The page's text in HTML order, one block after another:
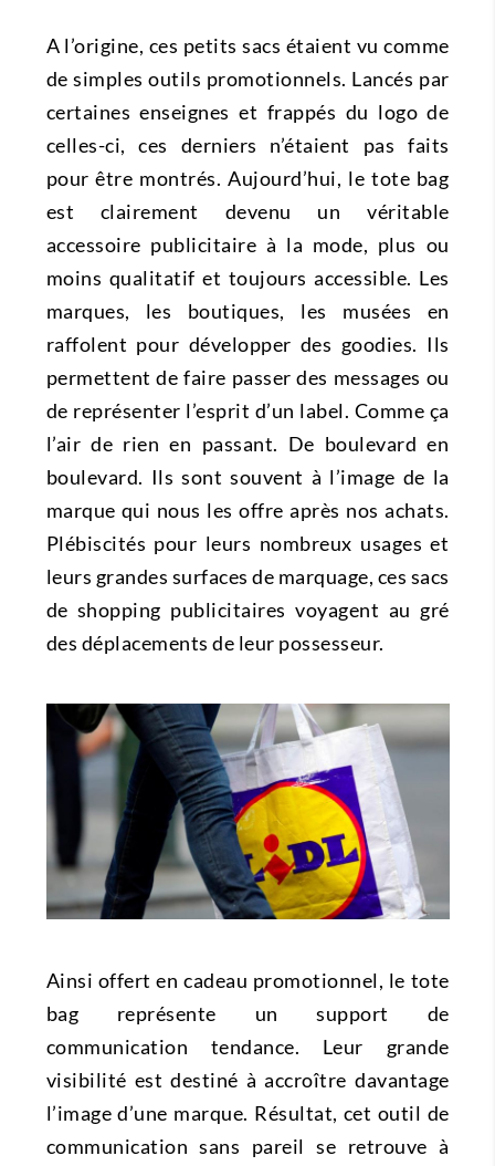
A l’origine, ces petits sacs étaient vu comme
de simples outils promotionnels. Lancés par
certaines enseignes et frappés du logo de
celles-ci, ces derniers n’étaient pas faits
pour être montrés. Aujourd’hui, le tote bag
est clairement devenu un véritable
accessoire publicitaire à la mode, plus ou
moins qualitatif et toujours accessible. Les
marques, les boutiques, les musées en
raffolent pour développer des goodies. Ils
permettent de faire passer des messages ou
de représenter l’esprit d’un label. Comme ça
l’air de rien en passant. De boulevard en
boulevard. Ils sont souvent à l’image de la
marque qui nous les offre après nos achats.
Plébiscités pour leurs nombreux usages et
leurs grandes surfaces de marquage, ces sacs
de shopping publicitaires voyagent au gré
des déplacements de leur possesseur.
Ainsi offert en cadeau promotionnel, le tote
bag représente un support de
communication tendance. Leur grande
visibilité est destiné à accroître davantage
l’image d’une marque. Résultat, cet outil de
communication sans pareil se retrouve à